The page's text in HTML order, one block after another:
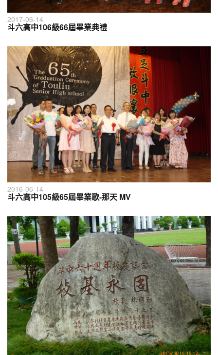
2017-06-14
斗六高中106級66屆畢業典禮
2016-06-14
斗六高中105級65屆畢業歌-那天 MV